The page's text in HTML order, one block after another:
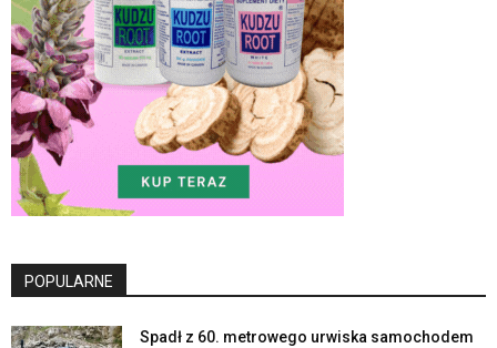
POPULARNE
Spadł z 60. metrowego urwiska samochodem